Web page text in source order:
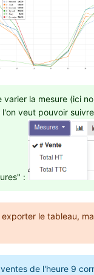
varier la mesure (ici
l'on veut pouvoir
:
le tableau,
de l'heure 9